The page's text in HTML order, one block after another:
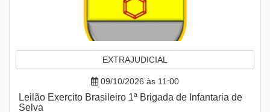
EXTRAJUDICIAL
09/10/2026 às 11:00
Leilão Exercito Brasileiro 1ª Brigada de Infantaria de
Selva